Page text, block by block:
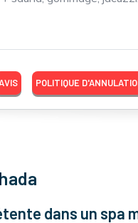
POLITIQUE
dans un spa